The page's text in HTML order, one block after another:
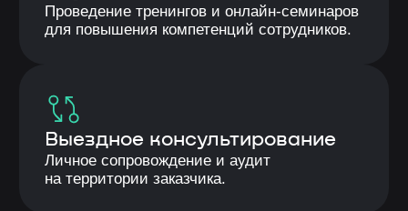
70%
Снижение простоев произвосдвенного
процесса за чет устранения 8 видов потерь